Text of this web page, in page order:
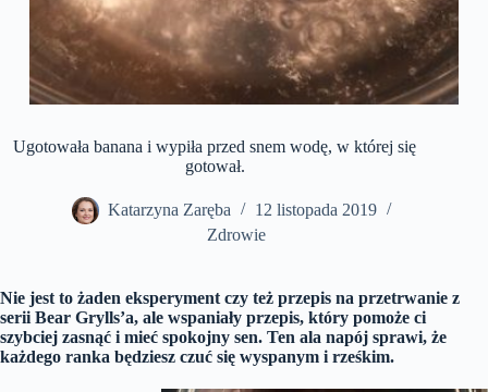
Ugotowała banana i wypiła przed snem wodę, w której się
gotował.
Katarzyna Zaręba
12 listopada 2019
Zdrowie
Nie jest to żaden eksperyment czy też przepis na przetrwanie z
serii Bear Grylls’a, ale wspaniały przepis, który pomoże ci
szybciej zasnąć i mieć spokojny sen. Ten ala napój sprawi, że
każdego ranka będziesz czuć się wyspanym i rześkim.